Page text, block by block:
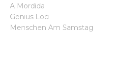
A Mordida
Genius Loci
Menschen Am Samstag